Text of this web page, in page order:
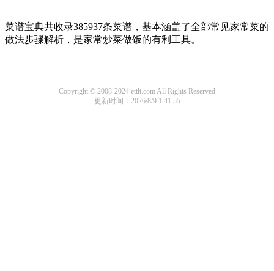
菜谱宝典共收录385937条菜谱，基本涵盖了全部常见家常菜的
做法步骤解析，是家常炒菜做饭的有利工具。
Copyright © 2008-2024 ettlt.com All Rights Reserved
更新时间：2026/8/9 1:41:55